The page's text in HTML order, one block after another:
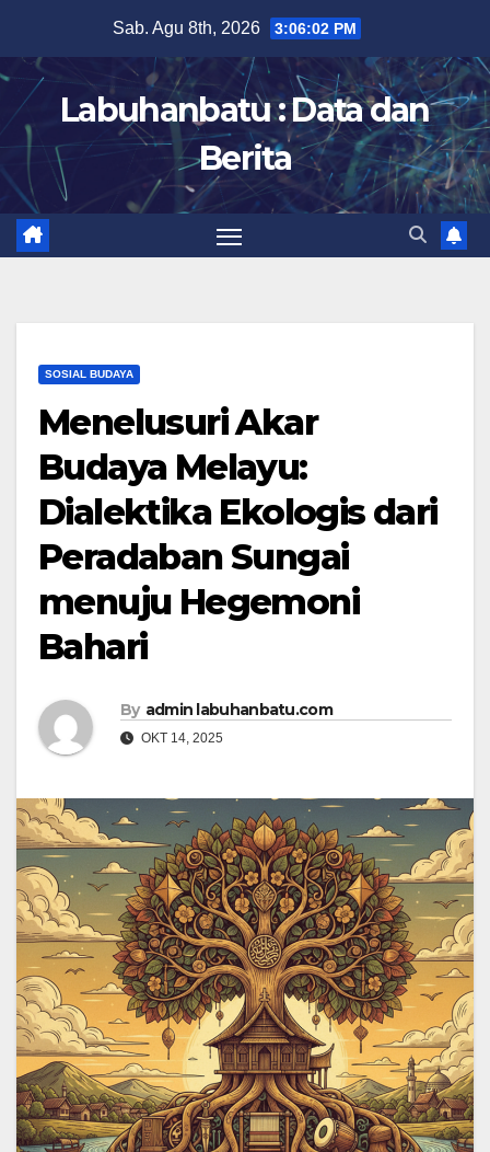
content
Sab. Agu 8th, 2026 3:06:03 PM
Labuhanbatu : Data dan
Berita
SOSIAL BUDAYA
Menelusuri Akar
Budaya Melayu:
Dialektika Ekologis dari
Peradaban Sungai
menuju Hegemoni
Bahari
By admin labuhanbatu.com
OKT 14, 2025